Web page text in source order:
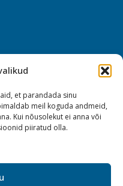
et parandada sinu
meil koguda andmeid,
Kui nõusolekut ei anna või
piiratud olla.